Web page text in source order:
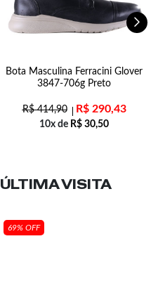
Bota Masculina Ferracini Glover
3847-706g Preto
R$414,90 R$290,43
10x de R$ 30,50
ÚLTIMA VISITA
69% OFF